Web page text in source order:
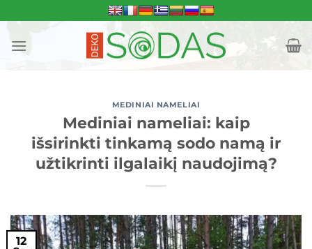
to
content
MEDINIAI NAMELIAI
Mediniai nameliai: kaip
išsirinkti tinkamą sodo namą ir
užtikrinti ilgalaikį naudojimą?
12